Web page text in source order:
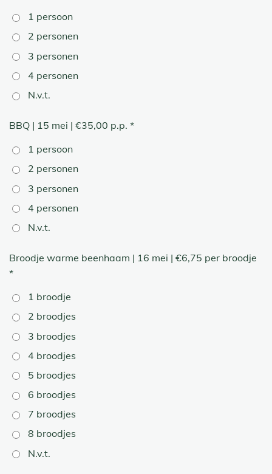
1 persoon
2 personen
3 personen
4 personen
N.v.t.
BBQ | 15 mei | €35,00 p.p. *
1 persoon
2 personen
3 personen
4 personen
N.v.t.
Broodje warme beenhaam | 16 mei | €6,75 per broodje
*
1 broodje
2 broodjes
3 broodjes
4 broodjes
5 broodjes
6 broodjes
7 broodjes
8 broodjes
N.v.t.